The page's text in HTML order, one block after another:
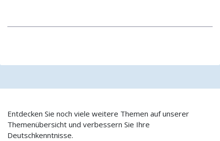
Entdecken Sie noch viele weitere Themen auf unserer
Themenübersicht und verbessern Sie Ihre
Deutschkenntnisse.